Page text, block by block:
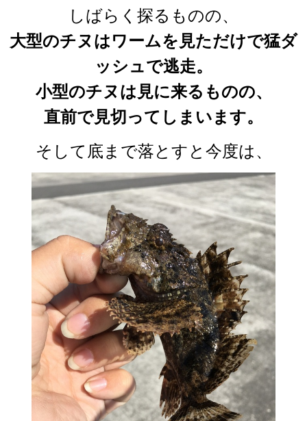
しばらく探るものの、
大型のチヌはワームを見ただけで猛ダ
ッシュで逃走。
小型のチヌは見に来るものの、
直前で見切ってしまいます。
そして底まで落とすと今度は、